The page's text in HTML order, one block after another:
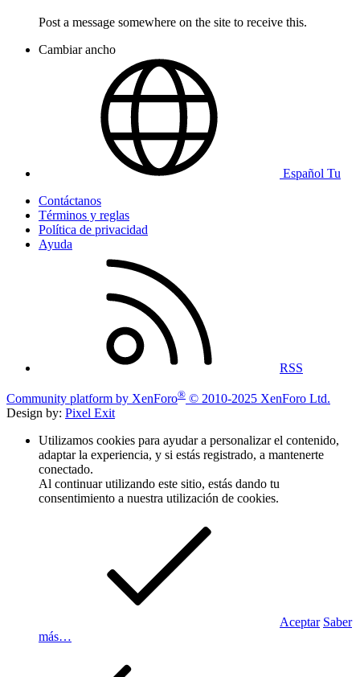
Post a message somewhere on the site to receive this.
Cambiar ancho
Español Tu
Contáctanos
Términos y reglas
Política de privacidad
Ayuda
RSS
Community platform by XenForo® © 2010-2025 XenForo Ltd.
Design by: Pixel Exit
Utilizamos cookies para ayudar a personalizar el contenido,
adaptar la experiencia, y si estás registrado, a mantenerte
conectado.
Al continuar utilizando este sitio, estás dando tu
consentimiento a nuestra utilización de cookies.
Aceptar Saber
más…